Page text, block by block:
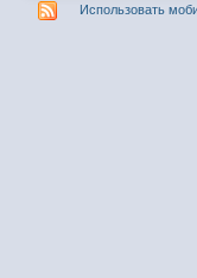
Использовать